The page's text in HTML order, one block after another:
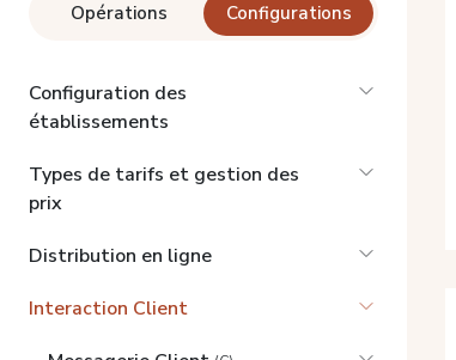
Opérations Configurations
Configuration des
établissements
Types de tarifs et gestion des
prix
Distribution en ligne
Interaction Client